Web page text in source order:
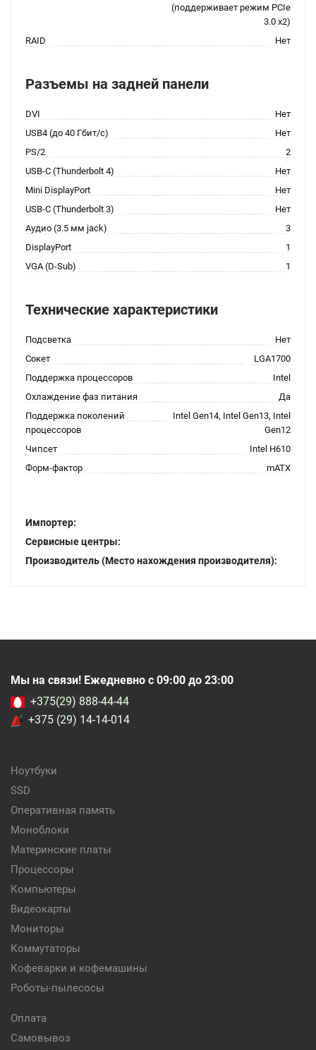
(поддерживает режим PCIe
3.0 x2)
RAID
Нет
Разъемы на задней панели
DVI
Нет
USB4 (до 40 Гбит/с)
Нет
PS/2
2
USB-C (Thunderbolt 4)
Нет
Mini DisplayPort
Нет
USB-C (Thunderbolt 3)
Нет
Аудио (3.5 мм jack)
3
DisplayPort
1
VGA (D-Sub)
1
Технические характеристики
Подсветка
Нет
Сокет
LGA1700
Поддержка процессоров
Intel
Охлаждение фаз питания
Да
Поддержка поколений
процессоров
Intel Gen14, Intel Gen13, Intel
Gen12
Чипсет
Intel H610
Форм-фактор
mATX
Импортер:
Сервисные центры:
Производитель (Место нахождения производителя):
Мы на связи! Ежедневно с 09:00 до 23:00
+375(29) 888-44-44
+375 (29) 14-14-014
Ноутбуки
SSD
Оперативная память
Моноблоки
Материнские платы
Процессоры
Компьютеры
Видеокарты
Мониторы
Коммутаторы
Кофеварки и кофемашины
Роботы-пылесосы
Оплата
Самовывоз